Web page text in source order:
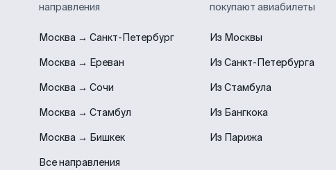
направления
Москва → Санкт-Петербург
Москва → Ереван
Москва → Сочи
Москва → Стамбул
Москва → Бишкек
Все направления
покупают авиабилеты
Из Москвы
Из Санкт-Петербурга
Из Стамбула
Из Бангкока
Из Парижа